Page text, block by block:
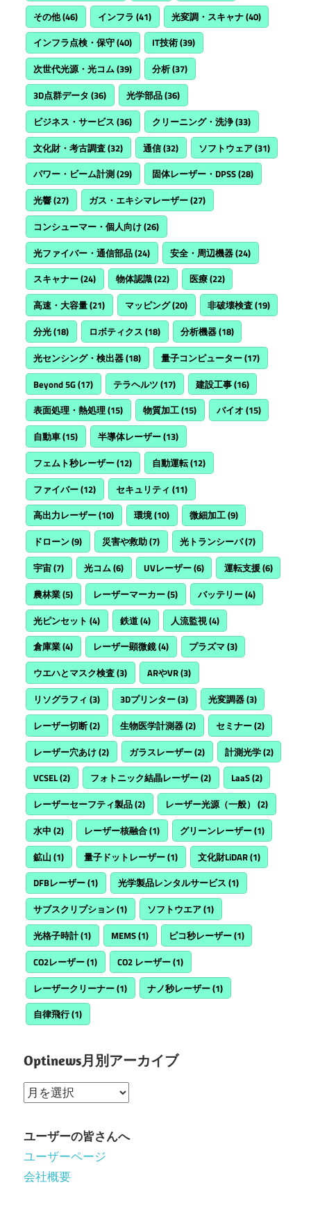
その他(46) インフラ (41) 光変調・スキャナ(40)
インフラ点検・保守(40) IT技術(39)
次世代光源・光コム(39) 分析(37)
3D点群データ (36) 光学部品(36)
ビジネス・サービス (36) クリーニング・洗浄(33)
文化財・考古調査(32) 通信(32) ソフトウェア(31)
パワー・ビーム計測(29) 固体レーザー・DPSS(28)
光響(27) ガス・エキシマレーザー(27)
コンシューマー・個人向け(26)
光ファイバー・通信部品(24) 安全・周辺機器(24)
スキャナー(24) 物体認識(22) 医療(22)
高速・大容量(21) マッピング(20) 非破壊検査(19)
分光(18) ロボティクス (18) 分析機器(18)
光センシング・検出器(18) 量子コンピューター(17)
Beyond 5G(17) テラヘルツ (17) 建設工事(16)
表面処理・熱処理(15) 物質加工(15) バイオ (15)
自動車(15) 半導体レーザー(13)
フェムト秒レーザー(12) 自動運転(12)
ファイバー(12) セキュリティ (11)
高出力レーザー(10) 環境(10) 微細加工(9)
ドローン(9) 災害や救助(7) 光トランシーバ(7)
宇宙(7) 光コム(6) UVレーザー(6) 運転支援(6)
農林業(5) レーザーマーカー(5) バッテリー(4)
光ピンセット (4) 鉄道(4) 人流監視(4)
倉庫業(4) レーザー顕微鏡(4) プラズマ(3)
ウエハとマスク検査(3) ARやVR(3)
リソグラフィ (3) 3Dプリンター(3) 光変調器(3)
レーザー切断(2) 生物医学計測器(2) セミナー(2)
レーザー穴あけ(2) ガラスレーザー(2) 計測光学(2)
VCSEL(2) フォトニック結晶レーザー(2) LaaS(2)
レーザーセーフティ製品(2) レーザー光源（一般） (2)
水中 (2) レーザー核融合(1) グリーンレーザー(1)
鉱山 (1) 量子ドットレーザー(1) 文化財LiDAR(1)
DFBレーザー(1) 光学製品レンタルサービス (1)
サブスクリプション(1) ソフトウエア(1)
光格子時計(1) MEMS(1) ピコ秒レーザー(1)
CO2レーザー(1) CO2 レーザー(1)
レーザークリーナー(1) ナノ秒レーザー(1)
自律飛行(1)
Optinews月別アーカイブ
Optinews
別
ア
ー
ユーザーの皆さんへ
ユーザーページ
会社概要